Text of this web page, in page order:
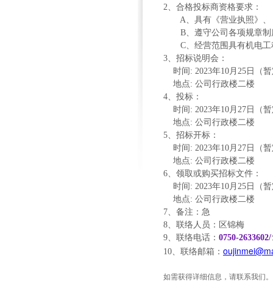
2、合格投标商资格要求：
A、具有《营业执照》
B、遵守公司各项规章
C、经营范围具有机电
3、招标说明会：
时间 : 2023年10月25日（
地点: 公司行政楼二楼
4、投标：
时间 : 2023年10月27 日（
地点: 公司行政楼二楼
5、招标开标：
时间 : 2023年10月 27 日（
地点: 公司行政楼二楼
6、领取或购买招标文件：
时间 : 2023年10月 25 日（
地点: 公司行政楼二楼
7、备注：急
8、联络人员：区锦梅
9、联络电话： 0750-2633602/
10、联络邮箱：
如需获得详细信息，请联系我们。